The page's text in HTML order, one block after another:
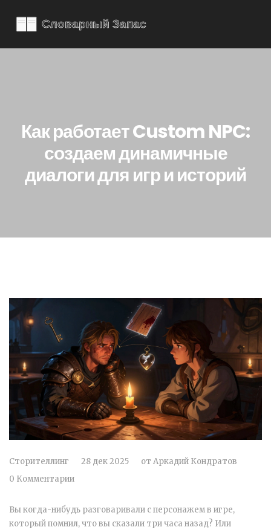
Как работает Custom NPC:
создаем динамичные
диалоги для игр и историй
Сторителлинг 28 дек 2025 от Аркадий Кондратов
0 Комментарии
Вы когда-нибудь разговаривали с персонажем в игре,
который помнил, что вы сказали три часа назад? Или